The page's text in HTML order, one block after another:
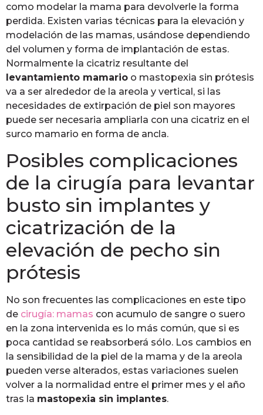
como modelar la mama para devolverle la forma
perdida. Existen varias técnicas para la elevación y
modelación de las mamas, usándose dependiendo
del volumen y forma de implantación de estas.
Normalmente la cicatriz resultante del
levantamiento mamario o mastopexia sin prótesis
va a ser alrededor de la areola y vertical, si las
necesidades de extirpación de piel son mayores
puede ser necesaria ampliarla con una cicatriz en el
surco mamario en forma de ancla.
Posibles complicaciones
de la cirugía para levantar
busto sin implantes y
cicatrización de la
elevación de pecho sin
prótesis
No son frecuentes las complicaciones en este tipo
de cirugía: mamas con acumulo de sangre o suero
en la zona intervenida es lo más común, que si es
poca cantidad se reabsorberá sólo. Los cambios en
la sensibilidad de la piel de la mama y de la areola
pueden verse alterados, estas variaciones suelen
volver a la normalidad entre el primer mes y el año
tras la mastopexia sin implantes.